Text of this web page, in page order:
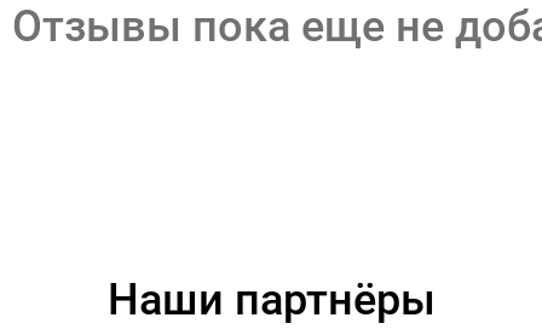
Отзывы пока еще не
Наши партнёры